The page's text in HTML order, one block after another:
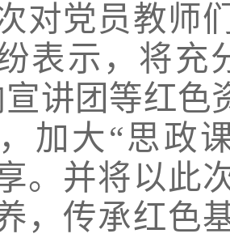
对党员教师
表示， 将充
宣讲团等红色
加大“思政
。并将以此
，传承红色